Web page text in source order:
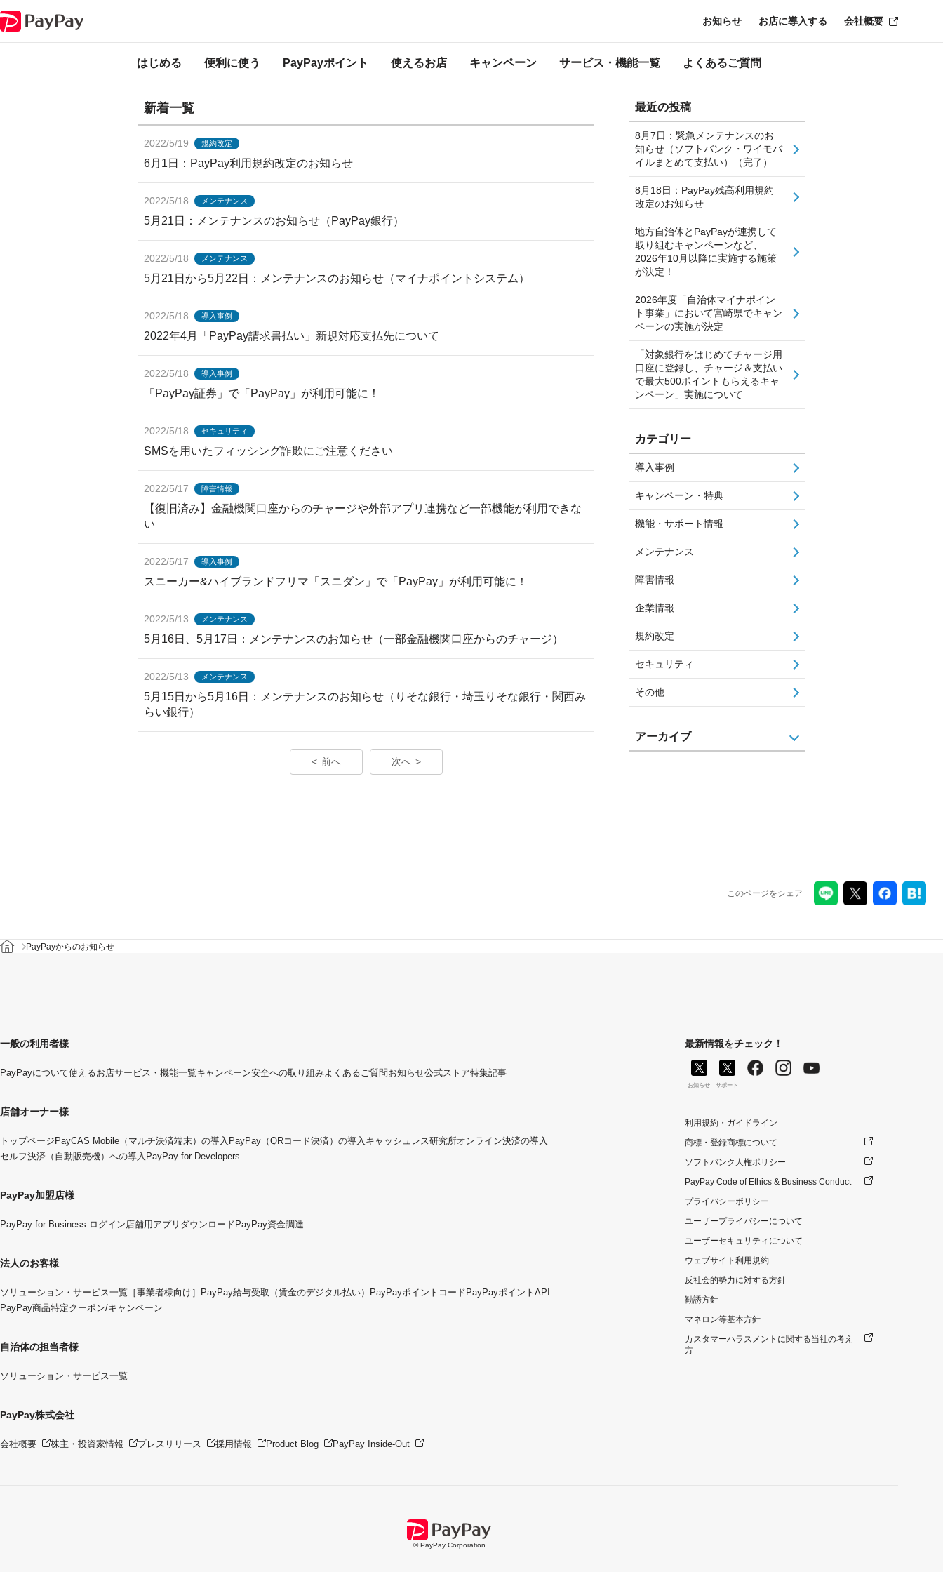
はじめる 便利に使う PayPayポイント 使えるお店 キャンペーン サービス・機能一覧 よくあるご質問
お知らせ お店に導入する 会社概要
PayPayからのお知らせ プレスリリース
新着一覧
2022/5/19 規約改定
6月1日：PayPay利用規約改定のお知らせ
2022/5/18 メンテナンス
5月21日：メンテナンスのお知らせ（PayPay銀行）
2022/5/18 メンテナンス
5月21日から5月22日：メンテナンスのお知らせ（マイナポイントシステム）
2022/5/18 導入事例
2022年4月「PayPay請求書払い」新規対応支払先について
2022/5/18 導入事例
「PayPay証券」で「PayPay」が利用可能に！
2022/5/18 セキュリティ
SMSを用いたフィッシング詐欺にご注意ください
2022/5/17 障害情報
【復旧済み】金融機関口座からのチャージや外部アプリ連携など一部機能が利用できな
い
2022/5/17 導入事例
スニーカー&ハイブランドフリマ「スニダン」で「PayPay」が利用可能に！
2022/5/13 メンテナンス
5月16日、5月17日：メンテナンスのお知らせ（一部金融機関口座からのチャージ）
2022/5/13 メンテナンス
5月15日から5月16日：メンテナンスのお知らせ（りそな銀行・埼玉りそな銀行・関西み
らい銀行）
前へ 次へ
最近の投稿
8月7日：緊急メンテナンスのお
知らせ（ソフトバンク・ワイモバ
イルまとめて支払い）（完了）
8月18日：PayPay残高利用規約
改定のお知らせ
地方自治体とPayPayが連携して
取り組むキャンペーンなど、
2026年10月以降に実施する施策
が決定！
2026年度「自治体マイナポイン
ト事業」において宮崎県でキャン
ペーンの実施が決定
「対象銀行をはじめてチャージ用
口座に登録し、チャージ＆支払い
で最大500ポイントもらえるキャ
ンペーン」実施について
カテゴリー
導入事例
キャンペーン・特典
機能・サポート情報
メンテナンス
障害情報
企業情報
規約改定
セキュリティ
その他
アーカイブ
このページをシェア
PayPayからのお知らせ
一般の利用者様
PayPayについて使えるお店サービス・機能一覧キャンペーン安全への取り組みよくあるご質問お知らせ公式ストア特集記事
店舗オーナー様
トップページ PayCAS Mobile（マルチ決済端末）の導入 PayPay（QRコード決済）の導入 キャッシュレス研究所オンライン決済の導入
セルフ決済（自動販売機）への導入 PayPay for Developers
PayPay加盟店様
PayPay for Business ログイン店舗用アプリダウンロード PayPay資金調達
法人のお客様
ソリューション・サービス一覧 ［事業者様向け］PayPay給与受取（賃金のデジタル払い） PayPayポイントコード PayPayポイントAPI
PayPay商品特定クーポン/キャンペーン
自治体の担当者様
ソリューション・サービス一覧
PayPay株式会社
会社概要 株主・投資家情報 プレスリリース 採用情報 Product Blog PayPay Inside-Out
最新情報をチェック！
お知らせ サポート
利用規約・ガイドライン
商標・登録商標について
ソフトバンク人権ポリシー
PayPay Code of Ethics & Business Conduct
プライバシーポリシー
ユーザープライバシーについて
ユーザーセキュリティについて
ウェブサイト利用規約
反社会的勢力に対する方針
勧誘方針
マネロン等基本方針
カスタマーハラスメントに関する当社の考え
方
© PayPay Corporation